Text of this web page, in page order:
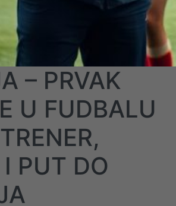
– PRVAK
U FUDBALU
PUT DO